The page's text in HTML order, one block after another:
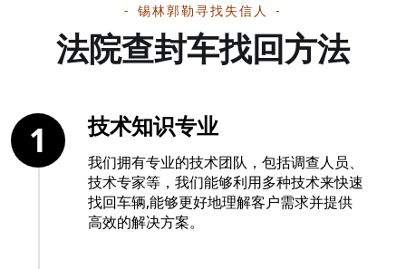
锡林郭勒寻找失信人
法院查封车找回方法
技术知识专业
我们拥有专业的技术团队，包括调查人员、
技术专家等，我们能够利用多种技术来快速
找回车辆,能够更好地理解客户需求并提供
高效的解决方案。
1